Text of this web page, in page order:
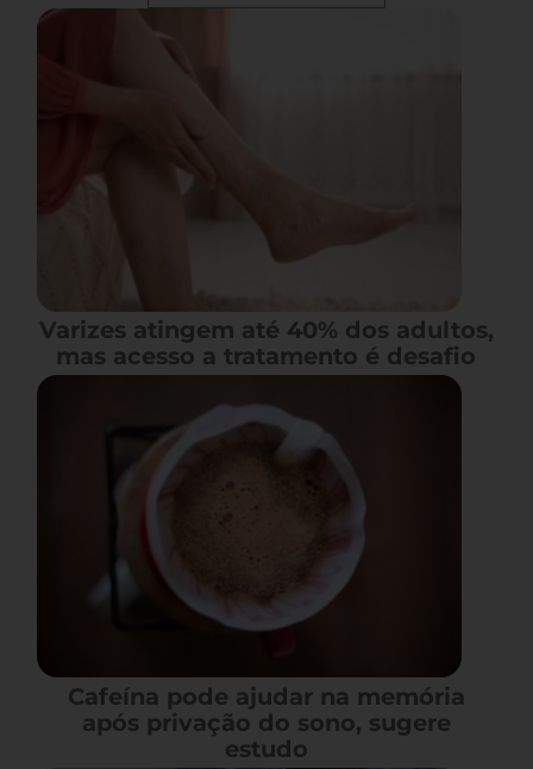
Varizes atingem até 40% dos adultos,
mas acesso a tratamento é desafio
Cafeína pode ajudar na memória
após privação do sono, sugere
estudo